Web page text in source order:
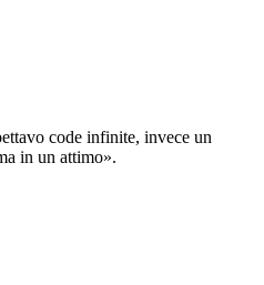
code infinite, invece un
in un attimo».